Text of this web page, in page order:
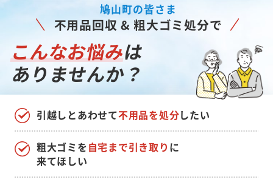
鳩山町の皆さま
不用品回収 & 粗大ゴミ処分で
こんなお悩みは
ありませんか？
引越しとあわせて不用品を処分したい
粗大ゴミを自宅まで引き取り に
来てほしい